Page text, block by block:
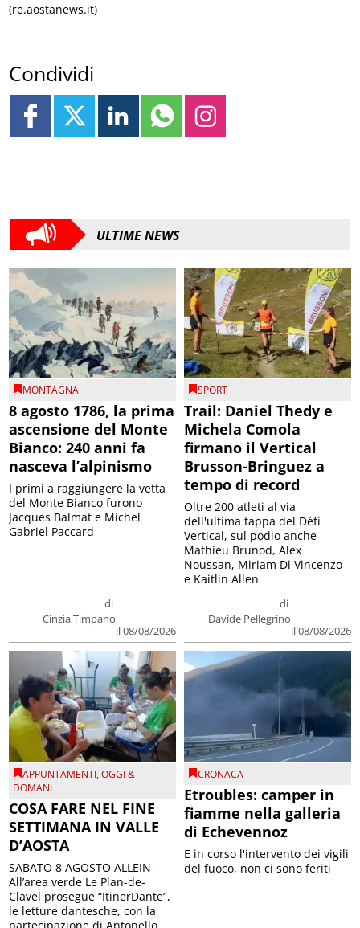
(re.aostanews.it)
Condividi
ULTIME NEWS
MONTAGNA
8 agosto 1786, la prima
ascensione del Monte
Bianco: 240 anni fa
nasceva l’alpinismo
di
Cinzia Timpano
il 08/08/2026
I primi a raggiungere la vetta
del Monte Bianco furono
Jacques Balmat e Michel
Gabriel Paccard
SPORT
Trail: Daniel Thedy e
Michela Comola
firmano il Vertical
Brusson-Bringuez a
tempo di record
di
Davide Pellegrino
il 08/08/2026
Oltre 200 atleti al via
dell'ultima tappa del Défì
Vertical, sul podio anche
Mathieu Brunod, Alex
Noussan, Miriam Di Vincenzo
e Kaitlin Allen
APPUNTAMENTI,OGGI &
DOMANI
COSA FARE NEL FINE
SETTIMANA IN VALLE
D’AOSTA
SABATO 8 AGOSTO ALLEIN –
All’area verde Le Plan-de-
Clavel prosegue “ItinerDante”,
le letture dantesche, con la
partecipazione di Antonello
CRONACA
Etroubles: camper in
fiamme nella galleria
di Echevennoz
E in corso l'intervento dei vigili
del fuoco, non ci sono feriti